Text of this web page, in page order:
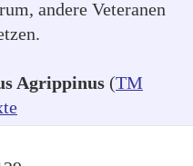
andere Veteranen
Agrippinus (TM